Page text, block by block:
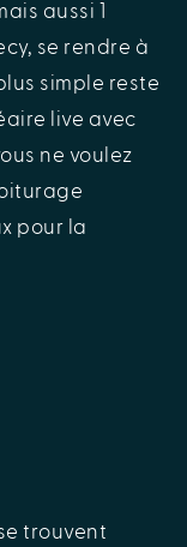
aussi 1
se rendre à
simple reste
live avec
ne voulez
pour la
trouvent